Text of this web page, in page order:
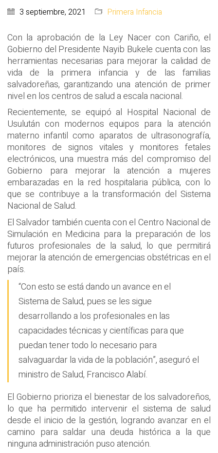
3 septiembre, 2021 Primera Infancia
Con la aprobación de la Ley Nacer con Cariño, el
Gobierno del Presidente Nayib Bukele cuenta con las
herramientas necesarias para mejorar la calidad de
vida de la primera infancia y de las familias
salvadoreñas, garantizando una atención de primer
nivel en los centros de salud a escala nacional.
Recientemente, se equipó al Hospital Nacional de
Usulután con modernos equipos para la atención
materno infantil como aparatos de ultrasonografía,
monitores de signos vitales y monitores fetales
electrónicos, una muestra más del compromiso del
Gobierno para mejorar la atención a mujeres
embarazadas en la red hospitalaria pública, con lo
que se contribuye a la transformación del Sistema
Nacional de Salud.
El Salvador también cuenta con el Centro Nacional de
Simulación en Medicina para la preparación de los
futuros profesionales de la salud, lo que permitirá
mejorar la atención de emergencias obstétricas en el
país.
“Con esto se está dando un avance en el
Sistema de Salud, pues se les sigue
desarrollando a los profesionales en las
capacidades técnicas y científicas para que
puedan tener todo lo necesario para
salvaguardar la vida de la población”, aseguró el
ministro de Salud, Francisco Alabí.
El Gobierno prioriza el bienestar de los salvadoreños,
lo que ha permitido intervenir el sistema de salud
desde el inicio de la gestión, logrando avanzar en el
camino para saldar una deuda histórica a la que
ninguna administración puso atención.